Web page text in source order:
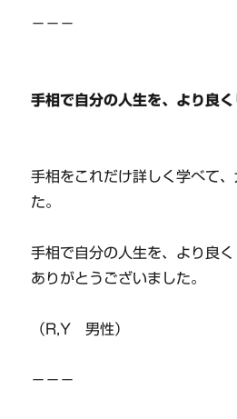
－－－
手相で自分の人生を、より良く
手相をこれだけ詳しく学べて
た。
手相で自分の人生を、より良く
ありがとうございました。
（R,Y 男性）
－－－